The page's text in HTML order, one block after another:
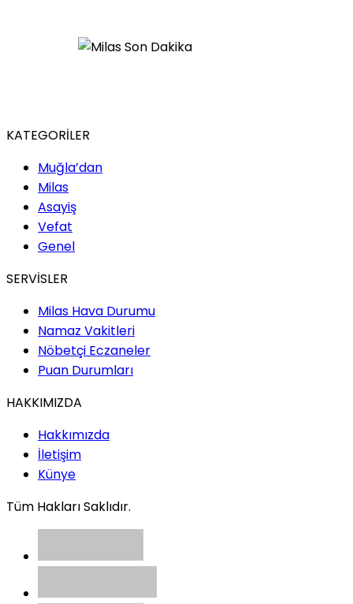
KATEGORİLER
Muğla’dan
Milas
Asayiş
Vefat
Genel
SERVİSLER
Milas Hava Durumu
Namaz Vakitleri
Nöbetçi Eczaneler
Puan Durumları
HAKKIMIZDA
Hakkımızda
İletişim
Künye
Tüm Hakları Saklıdır.